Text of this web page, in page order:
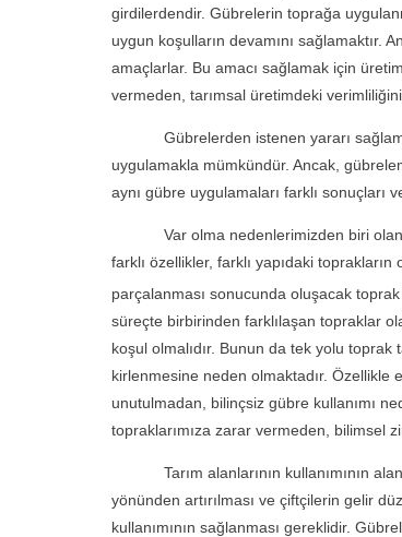
girdilerdendir. Gübrelerin toprağa
uygun koşulların devamını
amaçlarlar. Bu amacı sağlamak için
vermeden, tarımsal üretimdeki
Gübrelerden istenen yararı
uygulamakla mümkündür. Ancak,
aynı gübre uygulamaları farklı sonuçları
Var olma nedenlerimizden biri olan
farklı özellikler, farklı yapıdaki
parçalanması sonucunda oluşacak
süreçte birbirinden farklılaşan topraklar
koşul olmalıdır. Bunun da tek yolu toprak
kirlenmesine neden olmaktadır. Özellikle
unutulmadan, bilinçsiz gübre kullanımı
topraklarımıza zarar vermeden, bilimsel
Tarım alanlarının kullanımının
yönünden artırılması ve çiftçilerin gelir
kullanımının sağlanması gereklidir.